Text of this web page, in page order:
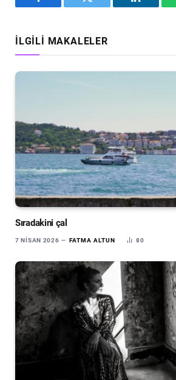
Facebook Twitter LinkedIn
İLGILI MAKALELER
Sıradakini çal
7 NISAN 2026 FATMA ALTUN 80